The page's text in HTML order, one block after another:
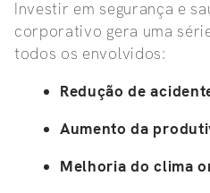
Investir em segurança e
corporativo gera uma
todos os envolvidos:
Redução de
Aumento da
Melhoria do clima